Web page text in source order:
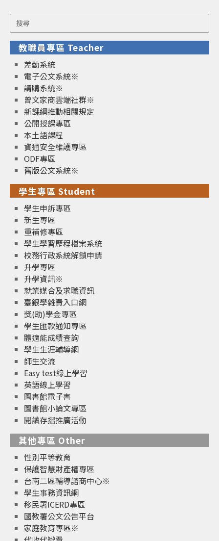
Search
for:
教職員專區 Teacher
差勤系統
電子公文系統※
請購系統※
曾文家商雲端社群※
新課綱推動相關規定
公開授課專區
本土語課程
資通安全維護專區
ODF專區
舊版公文系統※
學生專區 Student
學生申訴專區
新生專區
重補修專區
學生學習歷程檔案系統
校務行政系統解鎖申請
升學專區
升學資訊※
就業媒合及求職資訊
臺銀學雜費入口網
獎(助)學金專區
學生匯款通知專區
體適能成績查詢
學生生涯輔導網
師生交流
Easy test線上學習
英語線上學習
圖書館電子書
圖書館小論文專區
閱讀存摺推廣活動
其他專區 Other
性別平等教育
保護智慧財產權專區
台南二區輔導諮商中心※
學生事務資訊網
移民署ICERD專區
國教署公文公告平台
家庭教育專區※